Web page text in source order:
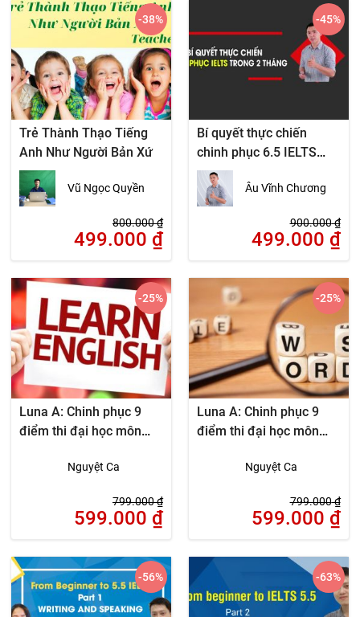
Trẻ Thành Thạo Tiếng
Anh Như Người Bản Xứ
Vũ Ngọc Quyền
800.000₫
499.000 ₫
-38%
Bí quyết thực chiến
chinh phục 6.5 IELTS
trong 2 tháng
Âu Vĩnh Chương
900.000₫
499.000 ₫
-45%
Luna A: Chinh phục 9
điểm thi đại học môn
Nguyệt Ca
799.000₫
599.000 ₫
-25%
Luna A: Chinh phục 9
điểm thi đại học môn
Nguyệt Ca
799.000₫
599.000 ₫
-25%
-56% -63%